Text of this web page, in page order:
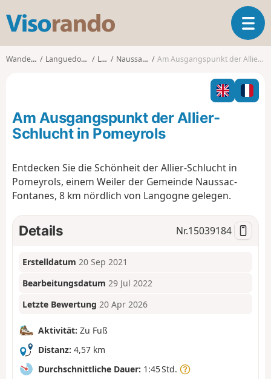
s
o
o
T
o
g
l
n
n
Wanderungen Languedoc-Roussillon Lozère Naussac (Lozère) Am Ausgangspunkt der Allier-Schlucht in Pomeyrols
Am Ausgangspunkt der Allier-
Schlucht in Pomeyrols
Entdecken Sie die Schönheit der Allier-Schlucht in
Pomeyrols, einem Weiler der Gemeinde Naussac-
Fontanes, 8 km nördlich von Langogne gelegen.
Details Nr.15039184
Erstelldatum 20 Sep 2021
Bearbeitungsdatum 29 Jul 2022
Letzte Bewertung 20 Apr 2026
Aktivität: Zu Fuß
Distanz: 4,57 km
Durchschnittliche Dauer: 1:45 Std.